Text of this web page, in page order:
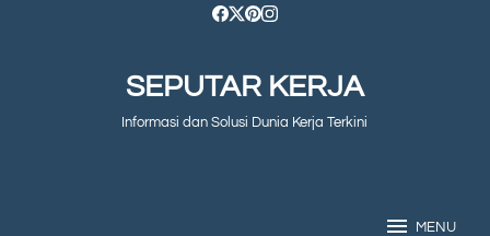
SEPUTAR KERJA
Informasi dan Solusi Dunia Kerja Terkini
MENU